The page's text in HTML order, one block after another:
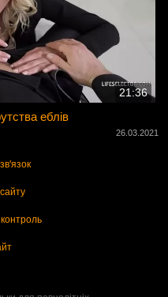
21:36
еблів
26.03.2021
контроль